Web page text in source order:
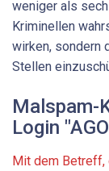
weniger als
Kriminellen
wirken, sondern
Stellen
Malspam-
Login
Mit dem Betreff,